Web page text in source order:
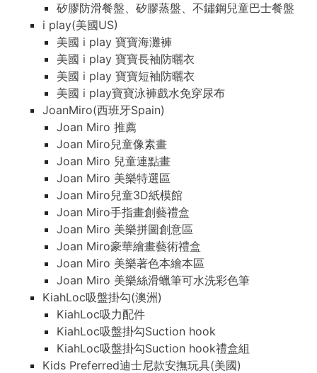
矽膠防滑餐盤、矽膠蒸盤、不鏽鋼兒童巴士餐盤
i play(美國US)
美國 i play 寶寶海灘褲
美國 i play 寶寶長袖防曬衣
美國 i play 寶寶短袖防曬衣
美國 i play寶寶泳褲戲水免穿尿布
JoanMiro(西班牙Spain)
Joan Miro 推薦
Joan Miro兒童像素畫
Joan Miro 兒童連點畫
Joan Miro 美樂特選區
Joan Miro兒童3D紙模館
Joan Miro手指畫創藝禮盒
Joan Miro 美樂拼圖創意區
Joan Miro豪華繪畫藝術禮盒
Joan Miro 美樂著色本繪本區
Joan Miro 美樂絲滑蠟筆可水洗彩色筆
KiahLoc吸盤掛勾(澳洲)
KiahLoc吸力配件
KiahLoc吸盤掛勾Suction hook
KiahLoc吸盤掛勾Suction hook禮盒組
Kids Preferred迪士尼款安撫玩具(美國)